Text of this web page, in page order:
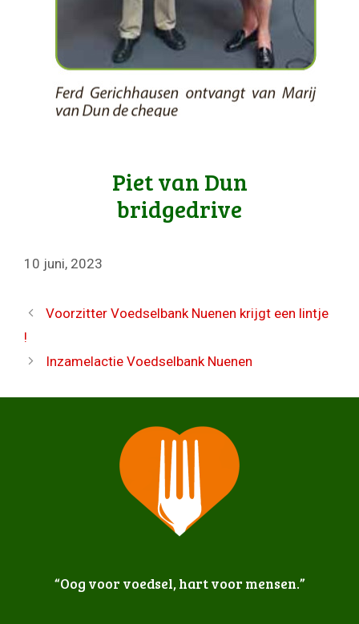
Piet van Dun
bridgedrive
10 juni, 2023
Voorzitter Voedselbank Nuenen krijgt een lintje
!
Inzamelactie Voedselbank Nuenen
“Oog voor voedsel, hart voor mensen.”